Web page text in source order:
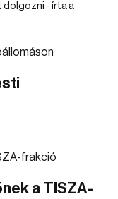
dolgozni - írta a
a TISZA-